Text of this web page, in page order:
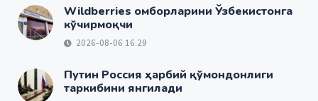
Wildberries омборларини Ўзбекистонга
кўчирмоқчи
2026-08-06 16:29
Путин Россия ҳарбий қўмондонлиги
таркибини янгилади